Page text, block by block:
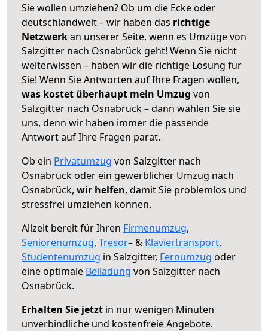
Sie wollen umziehen? Ob um die Ecke oder
deutschlandweit – wir haben das richtige
Netzwerkan unserer Seite, wenn es Umzüge von
Salzgitter nach Osnabrück geht! Wenn Sie nicht
weiterwissen – haben wir die richtige Lösung für
Sie! Wenn Sie Antworten auf Ihre Fragen wollen,
was kostet überhaupt mein Umzug von
Salzgitter nach Osnabrück – dann wählen Sie sie
uns, denn wir haben immer die passende
Antwort auf Ihre Fragen parat.
Ob ein Privatumzug von Salzgitter nach
Osnabrück oder ein gewerblicher Umzug nach
Osnabrück, wir helfen, damit Sie problemlos und
stressfrei umziehen können.
Allzeit bereit für Ihren Firmenumzug,
Seniorenumzug, Tresor– & Klaviertransport,
Studentenumzug in Salzgitter, Fernumzug oder
eine optimale Beiladung von Salzgitter nach
Osnabrück.
Erhalten Sie jetzt in nur wenigen Minuten
unverbindliche und kostenfreie Angebote.